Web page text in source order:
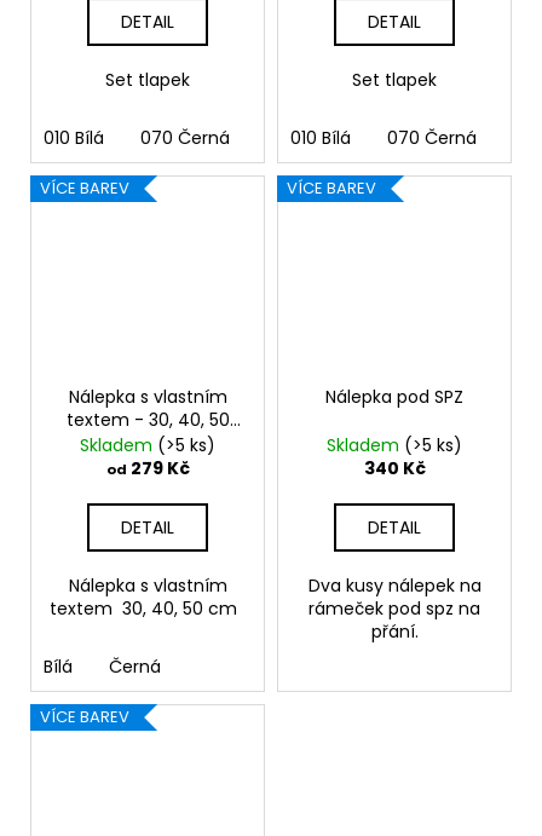
DETAIL
Set tlapek
010 Bílá 070 Černá 090 Stříbrná 091 Zlatá
DETAIL
Set tlapek
010 Bílá 070 Černá
VÍCE BAREV
Nálepka s vlastním
textem - 30, 40, 50
cm
Skladem (>5 ks)
od 279 Kč
DETAIL
Nálepka s vlastním
textem 30, 40, 50 cm
Bílá Černá
VÍCE BAREV
Nálepka pod SPZ
Skladem (>5 ks)
340 Kč
DETAIL
Dva kusy nálepek na
rámeček pod spz na
přání.
VÍCE BAREV